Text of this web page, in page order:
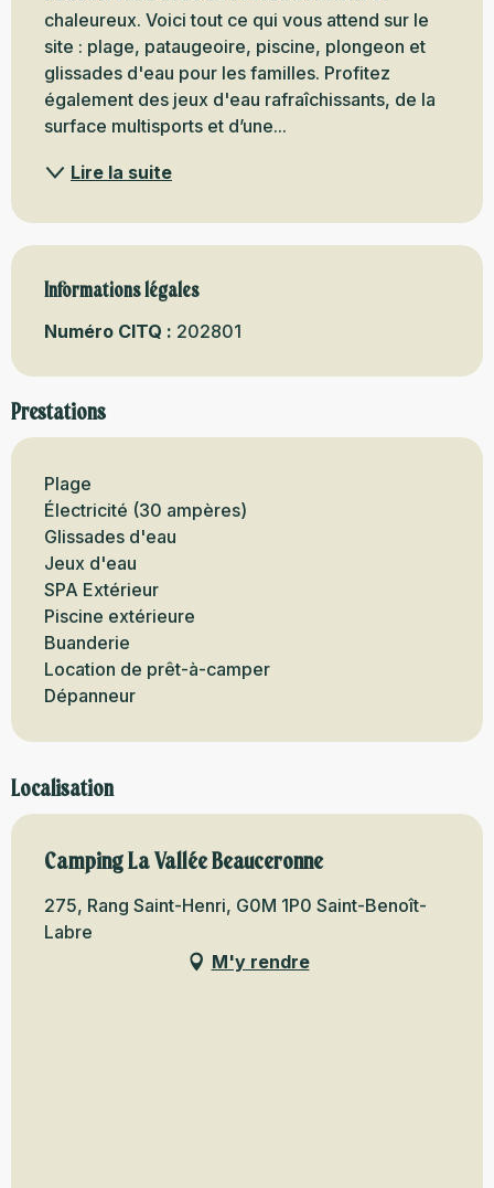
chaleureux. Voici tout ce qui vous attend sur le
site : plage, pataugeoire, piscine, plongeon et
glissades d'eau pour les familles. Profitez
également des jeux d'eau rafraîchissants, de la
surface multisports et d’une...
Lire la suite
Informations légales
Informations légales
Numéro CITQ : 202801
Prestations
Plage
Électricité (30 ampères)
Glissades d'eau
Jeux d'eau
SPA Extérieur
Piscine extérieure
Buanderie
Location de prêt-à-camper
Dépanneur
Localisation
Camping La Vallée Beauceronne
275, Rang Saint-Henri, G0M 1P0 Saint-Benoît-
Labre
M'y rendre